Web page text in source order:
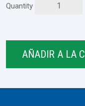
Quantity